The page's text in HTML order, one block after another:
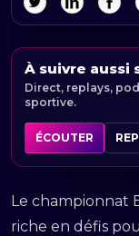
À suivre aussi
Direct, replays,
sportive.
ÉCOUTER
Le championnat
riche en défis